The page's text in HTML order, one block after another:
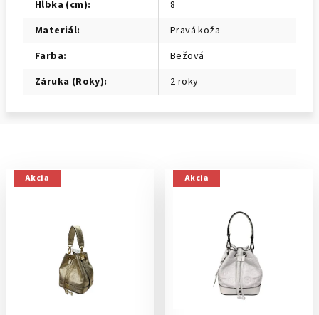
Hĺbka (cm):
8
Materiál:
Pravá koža
Farba:
Bežová
Záruka (Roky): 2 roky
Akcia Akcia